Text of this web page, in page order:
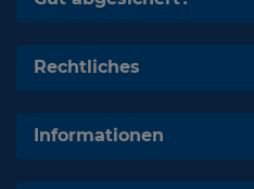
Rechtliches
Informationen